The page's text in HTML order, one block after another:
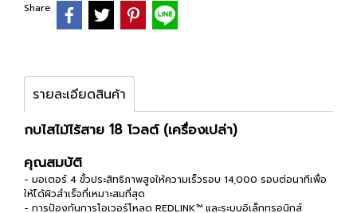
Share
รายละเอียดสินค้า
กบไสไม้ไร้สาย 18 โวลต์ (เครื่องเปล่า)
คุณสมบัติ
- มอเตอร์ 4 ขั้วประสิทธิภาพสูงให้ความเร็วรอบ 14,000 รอบต่อนาทีเพื่อ
ให้ได้ผิวสำเร็จที่เหมาะสมที่สุด
- การป้องกันการโอเวอร์โหลด REDLINK™ และระบบอิเล็กทรอนิกส์